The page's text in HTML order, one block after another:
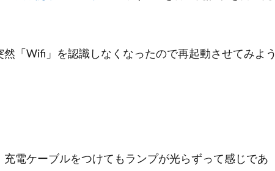
「Wifi」を認識しなくなったので再起動させてみよう
電ケーブルをつけてもランプが光らずって感じであ